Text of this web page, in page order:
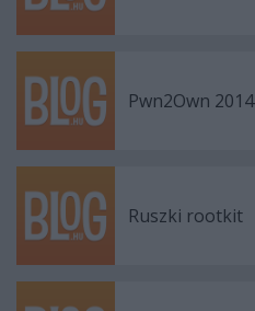
Pwn2Own 2014
Ruszki rootkit